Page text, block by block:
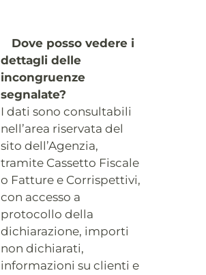
Dove posso vedere i
dettagli delle
incongruenze
segnalate?
I dati sono consultabili
nell’area riservata del
sito dell’Agenzia,
tramite Cassetto Fiscale
o Fatture e Corrispettivi,
con accesso a
protocollo della
dichiarazione, importi
non dichiarati,
informazioni su clienti e